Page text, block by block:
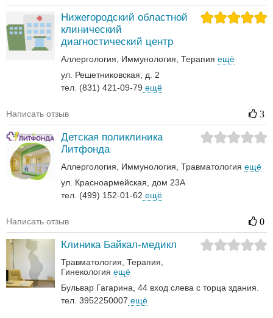
Нижегородский областной
клинический
диагностический центр
Аллергология Иммунология Терапия ещё
ул. Решетниковская, д. 2
тел. (831) 421-09-79 ещё
Написать отзыв 3
Детская поликлиника
Литфонда
Аллергология Иммунология Травматология ещё
ул. Красноармейская, дом 23А
тел. (499) 152-01-62 ещё
Написать отзыв 0
Клиника Байкал-медикл
Травматология Терапия
Гинекология ещё
Бульвар Гагарина, 44 вход слева с торца здания.
тел. 3952250007 ещё